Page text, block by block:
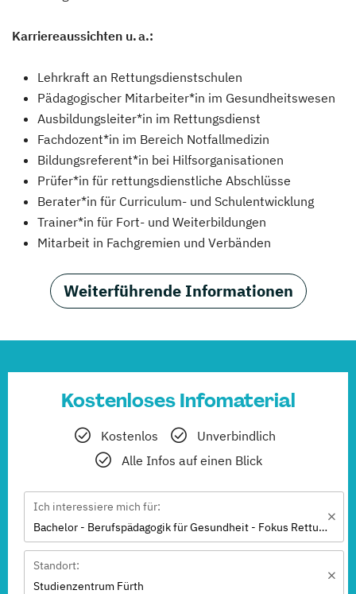
Karriereaussichten u. a.:
Lehrkraft an Rettungsdienstschulen
Pädagogischer Mitarbeiter*in im Gesundheitswesen
Ausbildungsleiter*in im Rettungsdienst
Fachdozent*in im Bereich Notfallmedizin
Bildungsreferent*in bei Hilfsorganisationen
Prüfer*in für rettungsdienstliche Abschlüsse
Berater*in für Curriculum- und Schulentwicklung
Trainer*in für Fort- und Weiterbildungen
Mitarbeit in Fachgremien und Verbänden
Weiterführende Informationen
Kostenloses Infomaterial
Kostenlos
Unverbindlich
Alle Infos auf einen Blick
Ich interessiere mich für:
Bachelor - Berufspädagogik für Gesundheit - Fokus Rettung
Standort:
Studienzentrum Fürth